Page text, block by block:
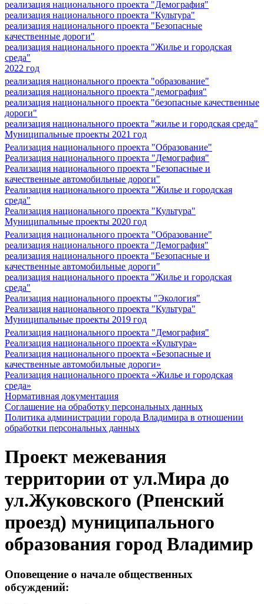
реализация национального проекта "Демография"
реализация национального проекта "Культура"
реализация национального проекта "Безопасные
качественные дороги"
реализация национального проекта "Жилье и городская
среда"
2022 год
реализация национального проекта "образование"
реализация национального проекта "демография"
реализация национального проекта "безопасные качественные
дороги"
реализация национального проекта "жилье и городская среда"
Муниципальные проекты 2021 год
Реализация национального проекта "Образование"
Реализация национального проекта "Демография"
Реализация национального проекта "Безопасные и
качественные автомобильные дороги"
Реализация национального проекта "Жилье и городская
среда"
Реализация национального проекта "Культура"
Муниципальные проекты 2020 год
Реализация национального проекта "Образование"
реализация национального проекта "Демография"
реализация национального проекта "Безопасные и
качественные автомобильные дороги"
реализация национального проекта "Жилье и городская
среда"
Реализация национального проекты "Экология"
Реализация национального проекта "Культура"
Муниципальные проекты 2019 год
Реализация национального проекта "Демография"
Реализация национального проекта «Культура»
Реализация национального проекта «Безопасные и
качественные автомобильные дороги»
Реализация национального проекта «Жилье и городская
среда»
Нормативная документация
Соглашение на обработку персональных данных
Политика администрации города Владимира в отношении
обработки персональных данных
Проект межевания
территории от ул.Мира до
ул.Жуковского (Рпенский
проезд) муниципального
образования город Владимир
Оповещение о начале общественных
обсуждений: